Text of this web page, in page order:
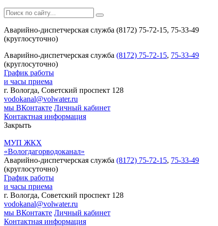
Аварийно-диспетчерская служба (8172) 75-72-15, 75-33-49
(круглосуточно)
Аварийно-диспетчерская служба (8172) 75-72-15, 75-33-49
(круглосуточно)
График работы
и часы приема
г. Вологда, Советский проспект 128
vodokanal@volwater.ru
мы ВКонтакте Личный кабинет
Контактная информация
Закрыть
МУП ЖКХ
«Вологдагорводоканал»
Аварийно-диспетчерская служба (8172) 75-72-15, 75-33-49
(круглосуточно)
График работы
и часы приема
г. Вологда, Советский проспект 128
vodokanal@volwater.ru
мы ВКонтакте Личный кабинет
Контактная информация